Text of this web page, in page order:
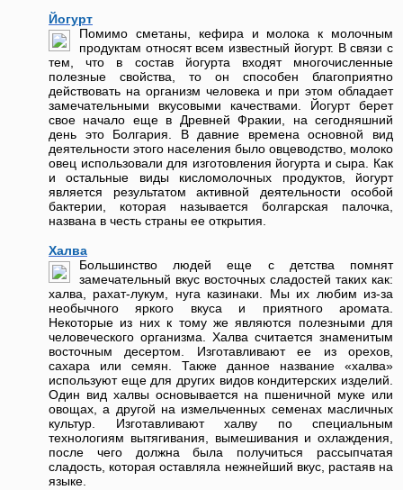
Йогурт
Помимо сметаны, кефира и молока к молочным
продуктам относят всем известный йогурт. В связи с
тем, что в состав йогурта входят многочисленные
полезные свойства, то он способен благоприятно
действовать на организм человека и при этом обладает
замечательными вкусовыми качествами. Йогурт берет
свое начало еще в Древней Фракии, на сегодняшний
день это Болгария. В давние времена основной вид
деятельности этого населения было овцеводство, молоко
овец использовали для изготовления йогурта и сыра. Как
и остальные виды кисломолочных продуктов, йогурт
является результатом активной деятельности особой
бактерии, которая называется болгарская палочка,
названа в честь страны ее открытия.
Халва
Большинство людей еще с детства помнят
замечательный вкус восточных сладостей таких как:
халва, рахат-лукум, нуга казинаки. Мы их любим из-за
необычного яркого вкуса и приятного аромата.
Некоторые из них к тому же являются полезными для
человеческого организма. Халва считается знаменитым
восточным десертом. Изготавливают ее из орехов,
сахара или семян. Также данное название «халва»
используют еще для других видов кондитерских изделий.
Один вид халвы основывается на пшеничной муке или
овощах, а другой на измельченных семенах масличных
культур. Изготавливают халву по специальным
технологиям вытягивания, вымешивания и охлаждения,
после чего должна была получиться рассыпчатая
сладость, которая оставляла нежнейший вкус, растаяв на
языке.